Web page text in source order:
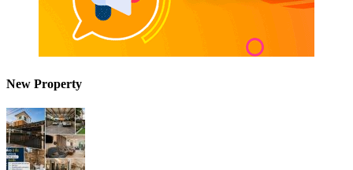
New Property